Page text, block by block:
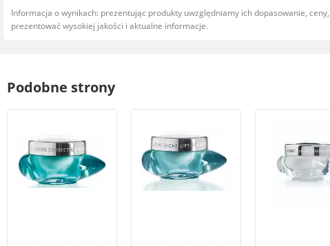
Informacja o wynikach: prezentując produkty uwzględniamy ich dopasowanie,
prezentować wysokiej jakości i aktualne informacje.
Podobne strony